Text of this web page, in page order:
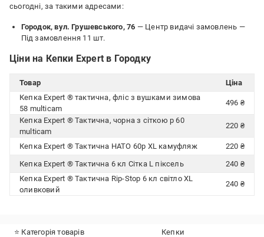
сьогодні, за такими адресами:
Городок, вул. Грушевського, 76 — Центр видачі замовлень —
Під замовлення 11 шт.
Ціни на Кепки Expert в Городку
Товар
Ціна
Кепка Expert ® тактична, фліс з вушками зимова
58 multicam
496 ₴
Кепка Expert ® Тактична, чорна з сіткою р 60
multicam
220 ₴
Кепка Expert ® Тактична НАТО 60р XL камуфляж
220 ₴
Кепка Expert ® Тактична 6 кл Сітка L піксель
240 ₴
Кепка Expert ® Тактична Rip-Stop 6 кл світло XL
оливковий
240 ₴
⭐ Категорія товарів Кепки